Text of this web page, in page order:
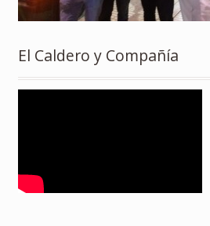
El Caldero y Compañía